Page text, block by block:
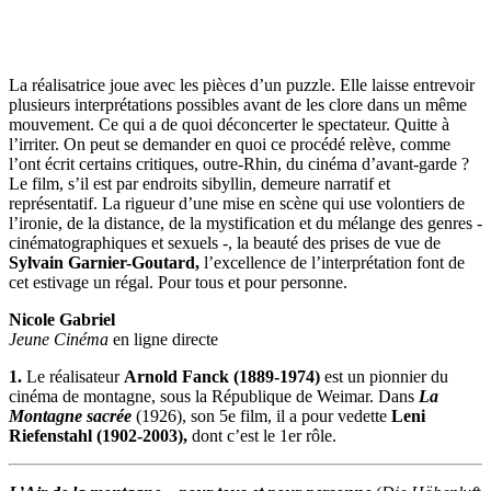
La réalisatrice joue avec les pièces d’un puzzle. Elle laisse entrevoir
plusieurs interprétations possibles avant de les clore dans un même
mouvement. Ce qui a de quoi déconcerter le spectateur. Quitte à
l’irriter. On peut se demander en quoi ce procédé relève, comme
l’ont écrit certains critiques, outre-Rhin, du cinéma d’avant-garde ?
Le film, s’il est par endroits sibyllin, demeure narratif et
représentatif. La rigueur d’une mise en scène qui use volontiers de
l’ironie, de la distance, de la mystification et du mélange des genres -
cinématographiques et sexuels -, la beauté des prises de vue de
Sylvain Garnier-Goutard, l’excellence de l’interprétation font de
cet estivage un régal. Pour tous et pour personne.
Nicole Gabriel
Jeune Cinéma en ligne directe
1. Le réalisateur Arnold Fanck (1889-1974) est un pionnier du
cinéma de montagne, sous la République de Weimar. Dans La
Montagne sacrée (1926), son 5e film, il a pour vedette Leni
Riefenstahl (1902-2003), dont c’est le 1er rôle.